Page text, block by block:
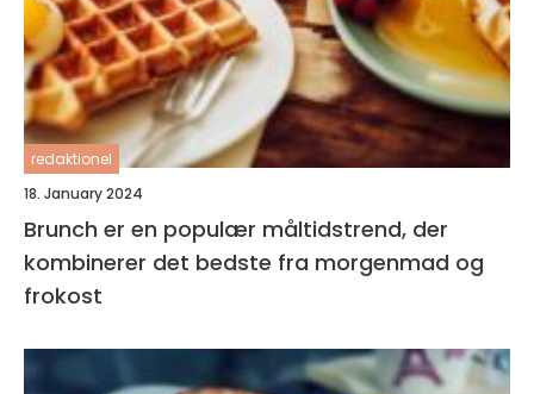
redaktionel
18. January 2024
Brunch er en populær måltidstrend, der
kombinerer det bedste fra morgenmad og
frokost